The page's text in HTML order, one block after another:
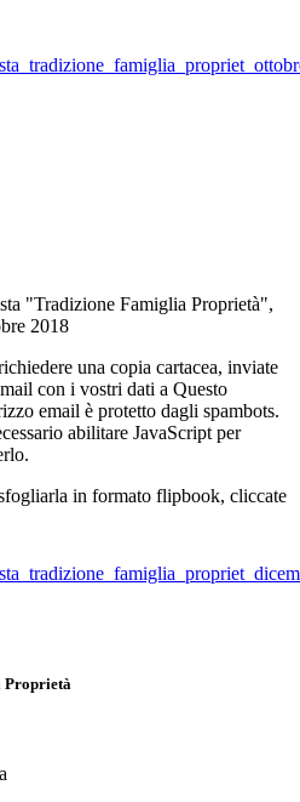
"Tradizione Famiglia Proprietà",
2018
una copia cartacea, inviate
con i vostri dati a Questo
email è protetto dagli spambots.
abilitare JavaScript per
in formato flipbook, cliccate
Proprietà